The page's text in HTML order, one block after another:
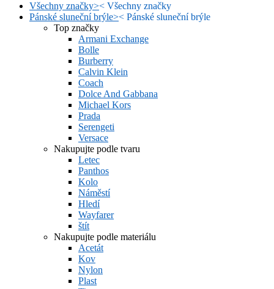
Všechny značky>< Všechny značky
Pánské sluneční brýle>< Pánské sluneční brýle
Top značky
Armani Exchange
Bolle
Burberry
Calvin Klein
Coach
Dolce And Gabbana
Michael Kors
Prada
Serengeti
Versace
Nakupujte podle tvaru
Letec
Panthos
Kolo
Náměstí
Hledí
Wayfarer
štít
Nakupujte podle materiálu
Acetát
Kov
Nylon
Plast